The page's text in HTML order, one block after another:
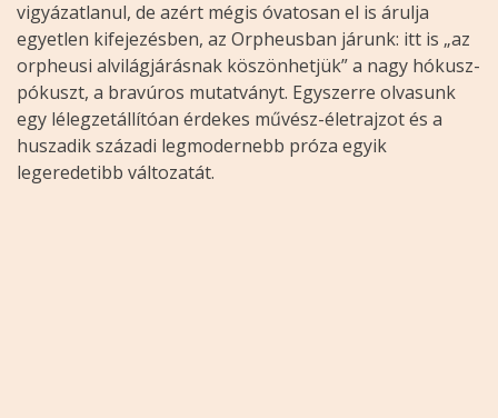
vigyázatlanul, de azért mégis óvatosan el is árulja
egyetlen kifejezésben, az Orpheusban járunk: itt is „az
orpheusi alvilágjárásnak köszönhetjük” a nagy hókusz-
pókuszt, a bravúros mutatványt. Egyszerre olvasunk
egy lélegzetállítóan érdekes művész-életrajzot és a
huszadik századi legmodernebb próza egyik
legeredetibb változatát.